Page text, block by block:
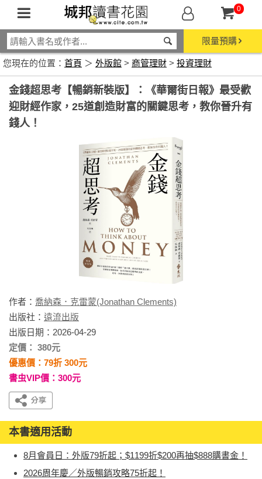
0
限量預購
您現在的位置： 首頁 ＞ 外版館 > 商管理財 > 投資理財
金錢超思考【暢銷新裝版】：《華爾街日報》最受歡
迎財經作家，25道創造財富的關鍵思考，教你晉升有
錢人！
作者： 喬納森．克雷蒙(Jonathan Clements)
出版社： 遠流出版
出版日期：2026-04-29
定價： 380元
優惠價：79折 300元
書虫VIP價：300元
本書適用活動
8月會員日：外版79折起；$1199折$200再抽$888購書金！
2026周年慶／外版暢銷攻略75折起！